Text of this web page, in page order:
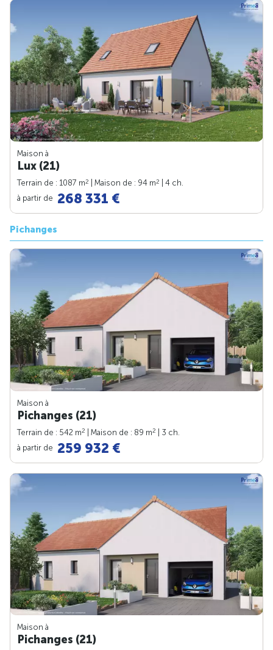
Maison à
Lux (21)
Terrain de : 1087 m2 | Maison de : 94 m2
| 4 ch.
à partir de 268 331 €
Pichanges
Maison à
Pichanges (21)
Terrain de : 542 m2 | Maison de : 89 m2
| 3 ch.
à partir de 259 932 €
Maison à
Pichanges (21)